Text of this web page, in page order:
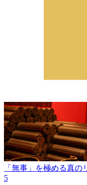
「無事」を極める真
5